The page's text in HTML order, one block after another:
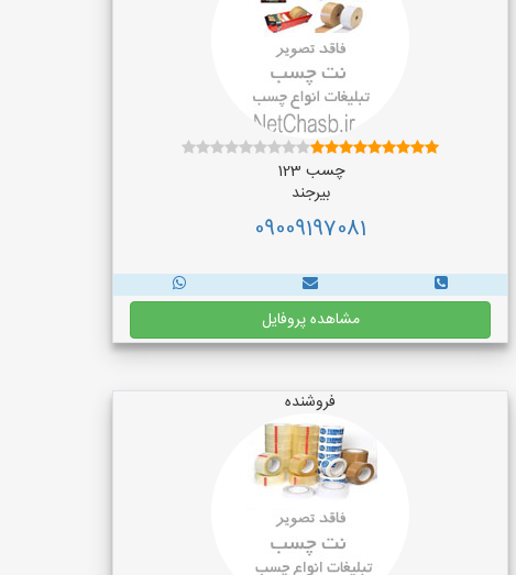
چسب 123
بیرجند
09009197081
مشاهده پروفایل
فروشنده